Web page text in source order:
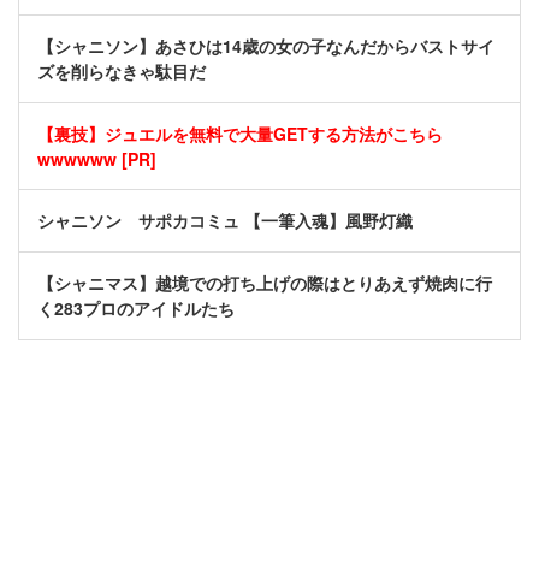
【シャニソン】あさひは14歳の女の子なんだからバストサイ
ズを削らなきゃ駄目だ
【裏技】ジュエルを無料で大量GETする方法がこちら
wwwwww [PR]
シャニソン サポカコミュ 【一筆入魂】風野灯織
【シャニマス】越境での打ち上げの際はとりあえず焼肉に行
く283プロのアイドルたち